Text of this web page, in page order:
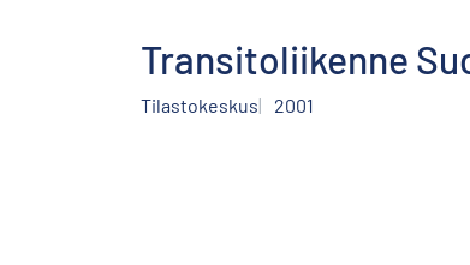
Transitoliikenne
Tilastokeskus 2001